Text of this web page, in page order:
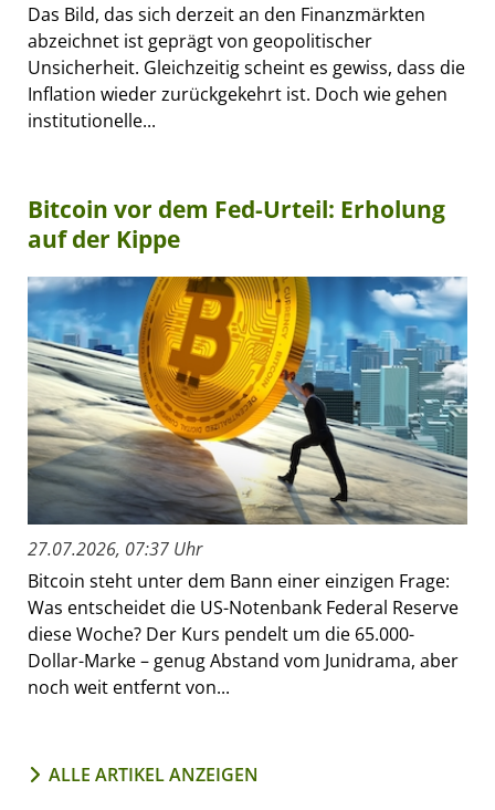
Das Bild, das sich derzeit an den Finanzmärkten
abzeichnet ist geprägt von geopolitischer
Unsicherheit. Gleichzeitig scheint es gewiss, dass die
Inflation wieder zurückgekehrt ist. Doch wie gehen
institutionelle...
Bitcoin vor dem Fed-Urteil: Erholung
auf der Kippe
27.07.2026, 07:37 Uhr
Bitcoin steht unter dem Bann einer einzigen Frage:
Was entscheidet die US-Notenbank Federal Reserve
diese Woche? Der Kurs pendelt um die 65.000-
Dollar-Marke – genug Abstand vom Junidrama, aber
noch weit entfernt von...
ALLE ARTIKEL ANZEIGEN